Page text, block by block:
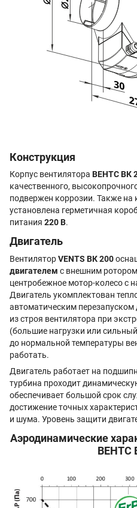
Конструкция
Корпус вентилятора ВЕНТС ВК
качественного,
подвержен коррозии. Также на
установлена герметичная
питания 220 В.
Двигатель
ВентиляторVENTS ВК 200
двигателем с внешним
центробежное мотор-колесо с
Двигатель укомплектован
автоматическим
из строя вентилятора при
(большие нагрузки или
до нормальной температуры
работать.
Двигатель работает на
турбина проходит
обеспечивает большой срок
достижение точных
и шума. Уровень защити
Аэродинамические
ВЕНТС